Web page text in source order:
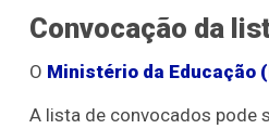
Convocação da
O Ministério da Educação
A lista de convocados pode